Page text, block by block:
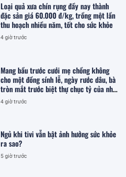
Loại quả xưa chín rụng đầy nay thành
đặc sản giá 60.000 đ/kg, trồng một lần
thu hoạch nhiều năm, tốt cho sức khỏe
4 giờ trước
Mang bầu trước cưới mẹ chồng không
cho một đồng sính lễ, ngày rước dâu, bà
tròn mắt trước biệt thự chục tỷ của nhà
tôi
4 giờ trước
Ngủ khi tivi vẫn bật ảnh hưởng sức khỏe
ra sao?
5 giờ trước